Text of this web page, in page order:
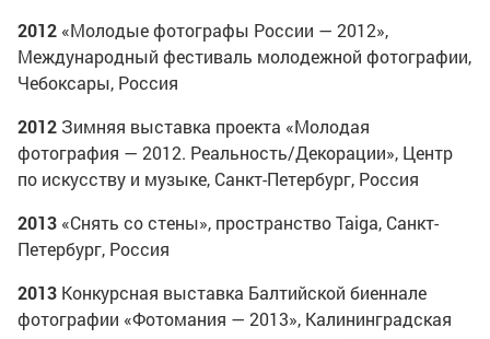
2012 «Молодые фотографы России — 2012»,
Международный фестиваль молодежной фотографии,
Чебоксары, Россия
2012 Зимняя выставка проекта «Молодая
фотография — 2012. Реальность/Декорации», Центр
по искусству и музыке, Санкт-Петербург, Россия
2013 «Снять со стены», пространство Taiga, Санкт-
Петербург, Россия
2013 Конкурсная выставка Балтийской биеннале
фотографии «Фотомания — 2013», Калининградская